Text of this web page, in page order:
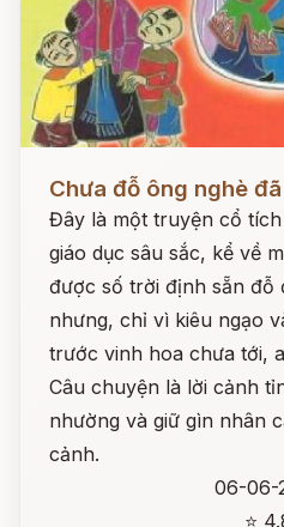
Chưa đỗ ông nghè
Đây là một truyện cổ
giáo dục sâu sắc, kể về
được số trời định sẵn đỗ
nhưng, chỉ vì kiêu ngạo
trước vinh hoa chưa tới,
Câu chuyện là lời cảnh
nhường và giữ gìn nhân
cảnh.
06-06-
⭐